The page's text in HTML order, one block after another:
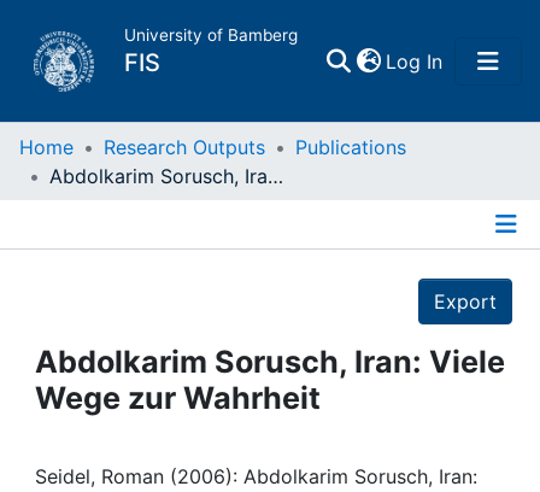
University of Bamberg
FIS Log In(current)
Home
Projects
People
Institutions
Home Research Outputs
Publications
Abdolkarim Sorusch, Iran: Viele Wege zur Wahrheit
Export
Abdolkarim Sorusch, Iran: Viele
Wege zur Wahrheit
Seidel, Roman (2006): Abdolkarim Sorusch, Iran: